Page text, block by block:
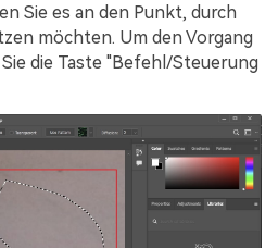
Sie es an den Punkt, durch
möchten. Um den Vorgang
die Taste "Befehl/Steuerung